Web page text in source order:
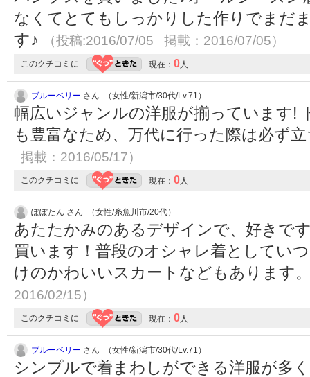
なくてとてもしっかりした作りでまだ
す♪
（投稿:2016/07/05 掲載：2016/07/05）
このクチコミに 現在： 0人
ブルーベリー さん （女性/新潟市/30代/Lv.71）
幅広いジャンルの洋服が揃っています!
も豊富なため、万代に行った際は必ず
掲載：2016/05/17）
このクチコミに 現在： 0人
ぽぽたん さん （女性/糸魚川市/20代）
あたたかみのあるデザインで、好きで
買います！普段のオシャレ着としてい
けのかわいいスカートなどもあります
2016/02/15）
このクチコミに 現在： 0人
ブルーベリー さん （女性/新潟市/30代/Lv.71）
シンプルで着まわしができる洋服が多